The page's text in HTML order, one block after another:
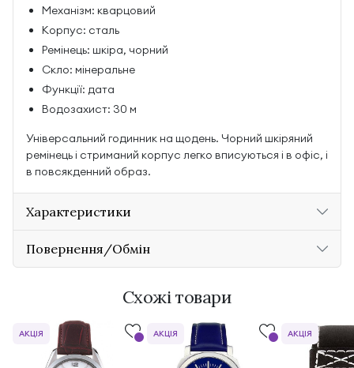
Механізм: кварцовий
Корпус: сталь
Ремінець: шкіра, чорний
Скло: мінеральне
Функції: дата
Водозахист: 30 м
Універсальний годинник на щодень. Чорний шкіряний
ремінець і стриманий корпус легко вписуються і в офіс, і
в повсякденний образ.
Характеристики
Повернення/Обмін
Схожі товари
АКЦІЯ АКЦІЯ АКЦІЯ